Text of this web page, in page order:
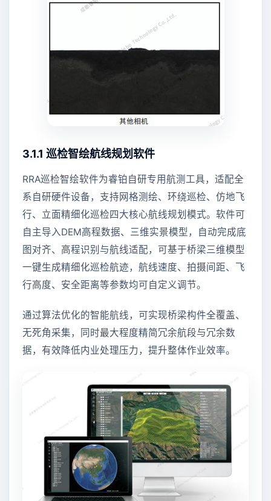
3.1.1 巡检智绘航线规划软件
RRA巡检智绘软件为睿铂自研专用航测工具，适配全
系自研硬件设备，支持网格测绘、环绕巡检、仿地飞
行、立面精细化巡检四大核心航线规划模式。软件可
自主导入DEM高程数据、三维实景模型，自动完成底
图对齐、高程识别与航线适配，可基于桥梁三维模型
一键生成精细化巡检航迹，航线速度、拍摄间距、飞
行高度、安全距离等参数均可自定义调节。
通过算法优化的智能航线，可实现桥梁构件全覆盖、
无死角采集，同时最大程度精简冗余航段与冗余数
据，有效降低内业处理压力，提升整体作业效率。